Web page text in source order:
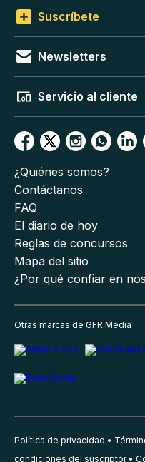
Suscríbete
Newsletters
Servicio al cliente
¿Quiénes somos?
Contáctanos
FAQ
El diario de hoy
Reglas de concursos
Mapa del sitio
¿Por qué confiar en
Otras marcas de GFR Media
Política de privacidad
condiciones del suscriptor